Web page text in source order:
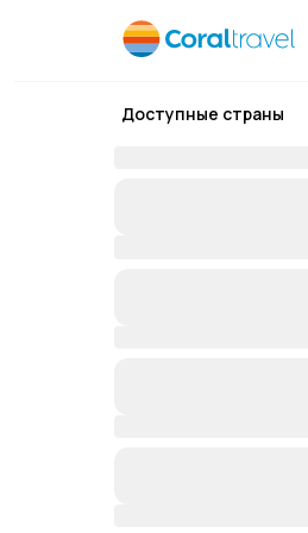
Доступные страны